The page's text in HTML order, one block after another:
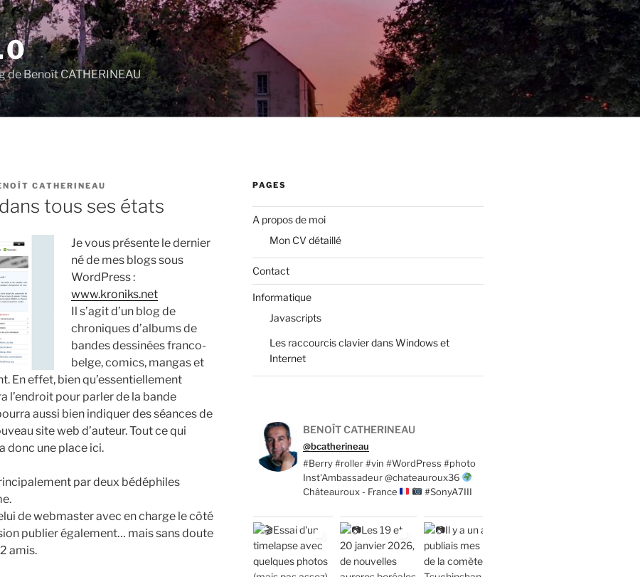
de Benoît CATHERINEAU
CATHERINEAU
tous ses états
Je vous présente le dernier
né de mes blogs sous
WordPress :
www.kroniks.net
Il s’agit d’un blog de
chroniques d’albums de
bandes dessinées franco-
belge, comics, mangas et
En effet, bien qu’essentiellement
l’endroit pour parler de la bande
aussi bien indiquer des séances de
site web d’auteur. Tout ce qui
donc une place ici.
par deux bédéphiles
de webmaster avec en charge le côté
publier également… mais sans doute
amis.
PAGES
A propos de moi
Mon CV détaillé
Contact
Informatique
Javascripts
Les raccourcis clavier dans Windows et
Internet
BENOÎT CATHERINEAU
@bcatherineau
#Berry #roller #vin #WordPress #photo
Inst'Ambassadeur @chateauroux36
Châteauroux - France
#SonyA7III